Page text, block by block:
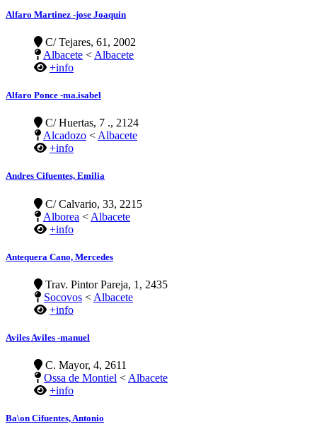
Alfaro Martinez -jose Joaquin
C/ Tejares, 61, 2002
Albacete < Albacete
+info
Alfaro Ponce -ma.isabel
C/ Huertas, 7 ., 2124
Alcadozo < Albacete
+info
Andres Cifuentes, Emilia
C/ Calvario, 33, 2215
Alborea < Albacete
+info
Antequera Cano, Mercedes
Trav. Pintor Pareja, 1, 2435
Socovos < Albacete
+info
Aviles Aviles -manuel
C. Mayor, 4, 2611
Ossa de Montiel < Albacete
+info
Ba\on Cifuentes, Antonio